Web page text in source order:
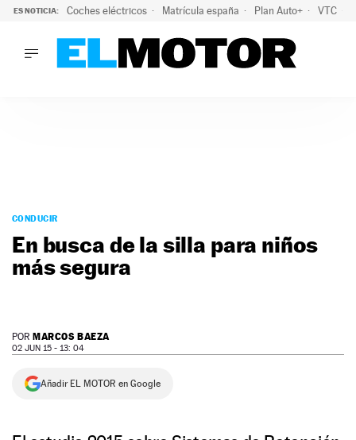
ES NOTICIA: Coches eléctricos Matrícula españa Plan Auto+ VTC
PODCAST
MOTOS
TECNOLOGÍA
SERVICIOS
NEWSLETTER
CONDUCIR
En busca de la silla para niños
más segura
POR MARCOS BAEZA
02 JUN 15 - 13: 04
Añadir EL MOTOR en Google